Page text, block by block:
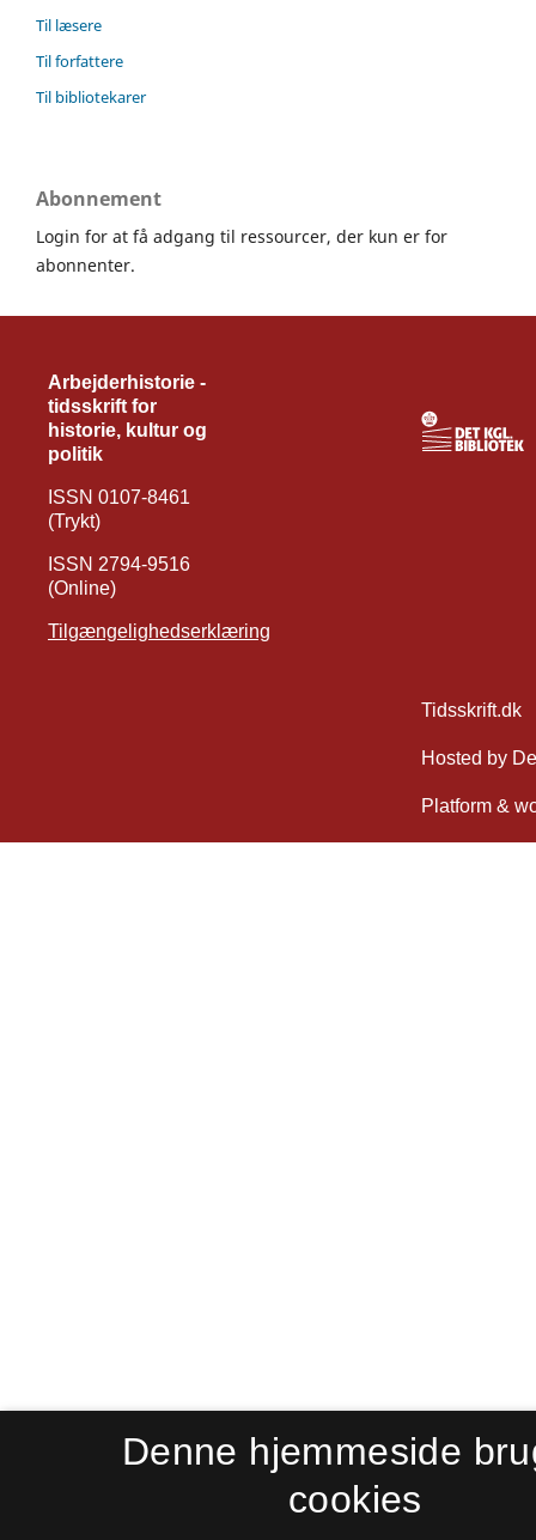
Til læsere
Til forfattere
Til bibliotekarer
Abonnement
Login for at få adgang til ressourcer, der kun er for
abonnenter.
Arbejderhistorie -
tidsskrift for
historie, kultur og
politik
ISSN 0107-8461
(Trykt)
ISSN 2794-9516
(Online)
Tilgængelighedserklæring
Denne hjemmeside
cookies